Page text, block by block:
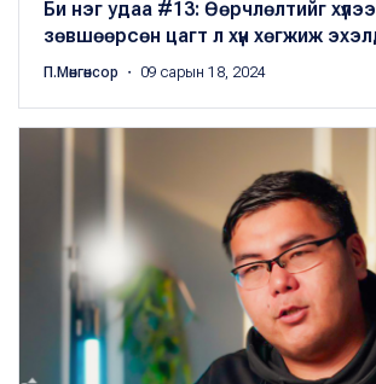
Би нэг удаа #13: Өөрчлөлтийг
зөвшөөрсөн цагт л хүн хөгжиж
П.Мөнгөнсор ・ 09 сарын 18, 2024